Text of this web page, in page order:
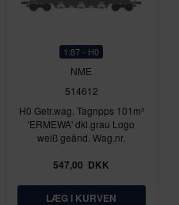
1:87 - H0
NME
514612
H0 Getr.wag. Tagnpps 101m³
'ERMEWA' dkl.grau Logo
weiß geänd. Wag.nr.
547,00 DKK